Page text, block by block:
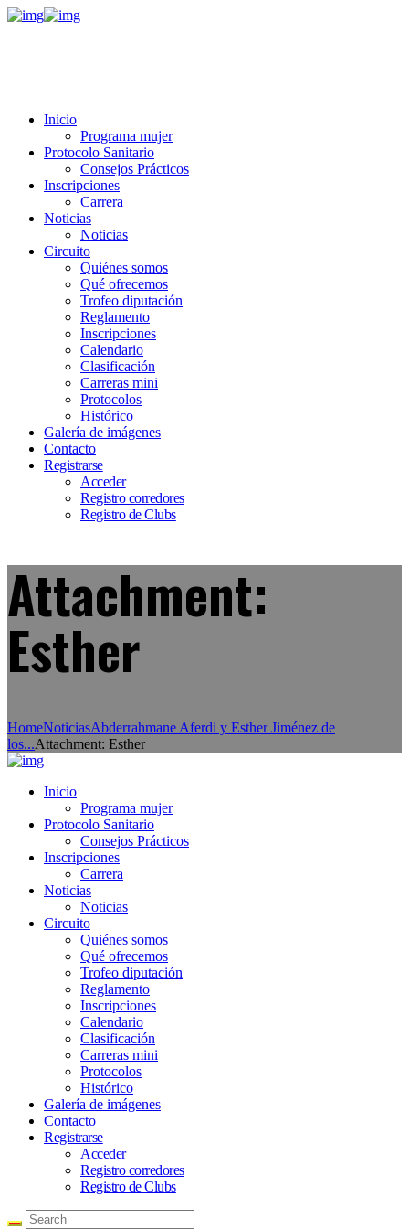
Inicio
Programa mujer
Protocolo Sanitario
Consejos Prácticos
Inscripciones
Carrera
Noticias
Noticias
Circuito
Quiénes somos
Qué ofrecemos
Trofeo diputación
Reglamento
Inscripciones
Calendario
Clasificación
Carreras mini
Protocolos
Histórico
Galería de imágenes
Contacto
Registrarse
Acceder
Registro corredores
Registro de Clubs
Attachment:
Esther
HomeNoticiasAbderrahmane Aferdi y Esther Jiménez de
los...Attachment: Esther
Inicio
Programa mujer
Protocolo Sanitario
Consejos Prácticos
Inscripciones
Carrera
Noticias
Noticias
Circuito
Quiénes somos
Qué ofrecemos
Trofeo diputación
Reglamento
Inscripciones
Calendario
Clasificación
Carreras mini
Protocolos
Histórico
Galería de imágenes
Contacto
Registrarse
Acceder
Registro corredores
Registro de Clubs